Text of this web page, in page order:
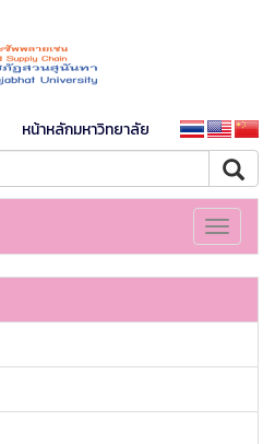
หน้าหลักมหาวิทยาลัย
Toggle